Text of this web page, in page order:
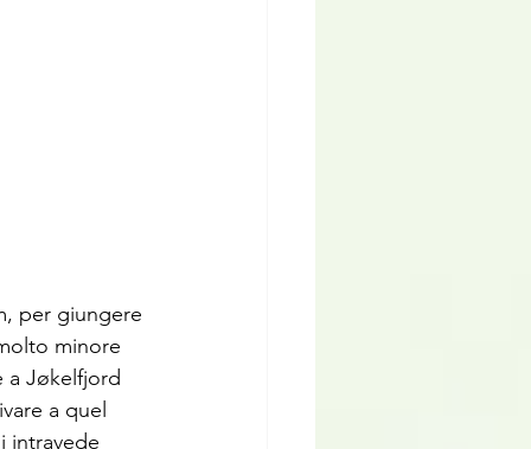
per giungere
minore
a Jøkelfjord
a quel
intravede